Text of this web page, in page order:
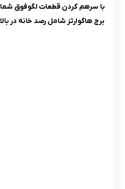
با سرهم کردن قطعات لگو فوق شما صاحب برج
برج هاگوارتز شامل رصد خانه در